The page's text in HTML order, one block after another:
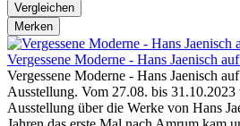
Vergleichen
Merken
Vergessene Moderne - Hans Jaenisch
Vergessene Moderne - Hans Jaenisch
Ausstellung. Vom 27.08. bis
Ausstellung über die Werke von Hans